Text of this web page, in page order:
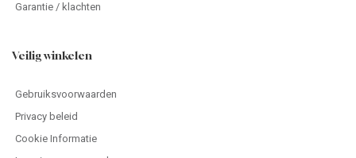
Garantie / klachten
Veilig winkelen
Gebruiksvoorwaarden
Privacy beleid
Cookie Informatie